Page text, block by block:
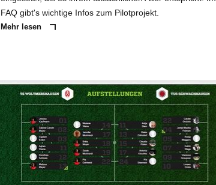
FAQ gibt's wichtige Infos zum Pilotprojekt.
Mehr lesen